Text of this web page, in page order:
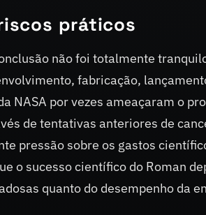
práticos
não foi totalmente
fabricação,
NASA por vezes ameaçaram o
de tentativas anteriores de
pressão sobre os gastos
o sucesso científico do Roman
quanto do desempenho da